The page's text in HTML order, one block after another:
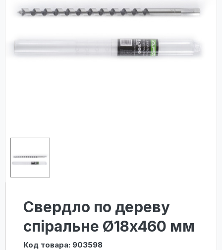
Свердло по дереву
спіральне Ø18х460 мм
Код товара: 903598